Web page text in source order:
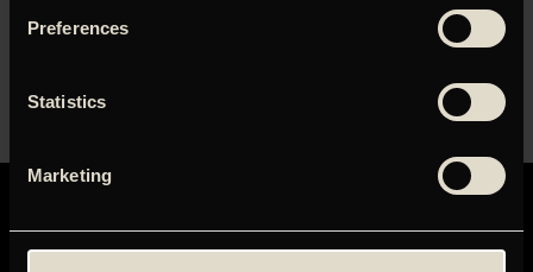
Preferences
Statistics
Marketing
spørgsmålet får de største filmfolk helt op af stolen, bliver